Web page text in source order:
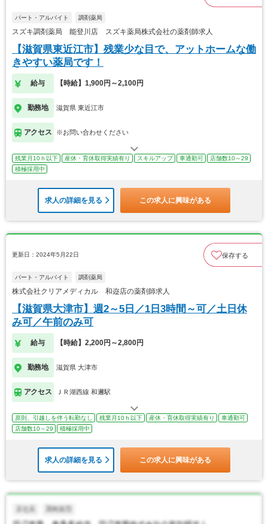
パート・アルバイト 調剤薬局
スズキ調剤薬局 能登川店 スズキ薬局株式会社の薬剤師求人
【滋賀県東近江市】残業少な目で、アットホームな働
きやすい薬局です！
給与 【時給】1,900円～2,100円
勤務地 滋賀県 東近江市
アクセス ※お問い合わせください
残業月10ｈ以下 産休・育休取得実績有り スキルアップ 車通勤可
店舗数10～29
積極採用中
求人の詳細を見る この求人に興味がある
更新日：2024年5月22日 保存する
パート・アルバイト 調剤薬局
株式会社クリアメディカル 和迩店の薬剤師求人
【滋賀県大津市】週2～5日／1日3時間～可／土日休
み可／午前のみ可
給与 【時給】2,200円～2,800円
勤務地 滋賀県 大津市
アクセス ＪＲ湖西線 和邇駅
原則、引越しを伴う転勤なし 残業月10ｈ以下 産休・育休取得実績有り
車通勤可
店舗数10～29
積極採用中
求人の詳細を見る この求人に興味がある